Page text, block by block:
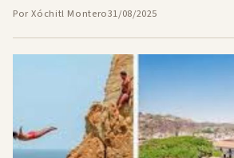
Por Xóchitl Montero31/08/2025